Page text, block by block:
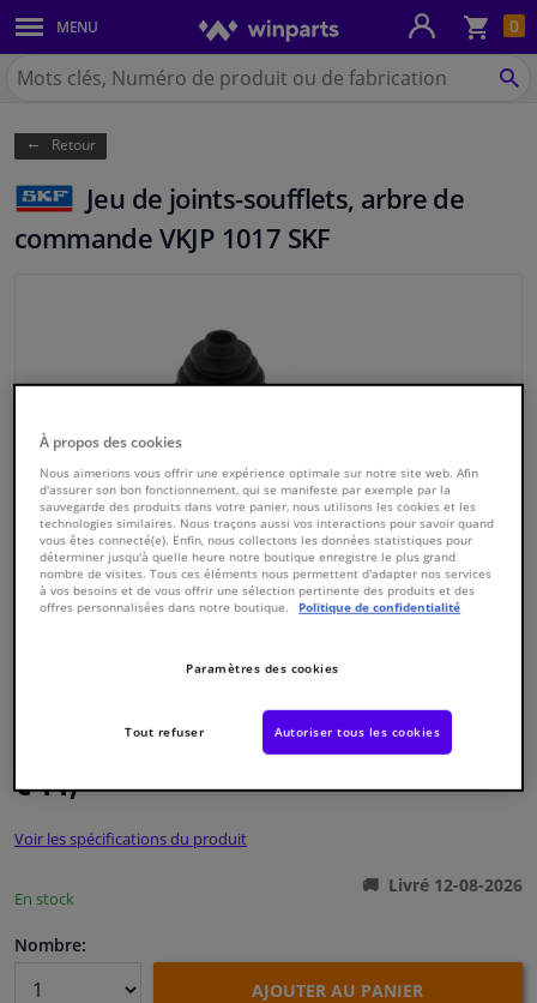
0
MENU
Carrosserie & tôles
Feux & ampoules
Freinage
Système d'échappement
Refroidissement & chauffage
Filtres & liquides
Bagages & transport
Fenêtres & accessoires
Atelier & outils
Camping-car, moto & vélo
Promotions et réductions
Chercher
Winparts.be
Retour
Jeu de joints-soufflets, arbre de
commande VKJP 1017 SKF
7316572901625
€ 11,
Voir les spécifications du produit
En stock
Livré 12-08-2026
Nombre:
AJOUTER AU PANIER
À propos des cookies
Nous aimerions vous offrir une expérience optimale sur notre site web. Afin
d'assurer son bon fonctionnement, qui se manifeste par exemple par la
sauvegarde des produits dans votre panier, nous utilisons les cookies et les
technologies similaires. Nous traçons aussi vos interactions pour savoir quand
vous êtes connecté(e). Enfin, nous collectons les données statistiques pour
déterminer jusqu'à quelle heure notre boutique enregistre le plus grand
nombre de visites. Tous ces éléments nous permettent d'adapter nos services
à vos besoins et de vous offrir une sélection pertinente des produits et des
offres personnalisées dans notre boutique.
Politique de confidentialité
Paramètres des cookies
Tout refuser Autoriser tous les cookies